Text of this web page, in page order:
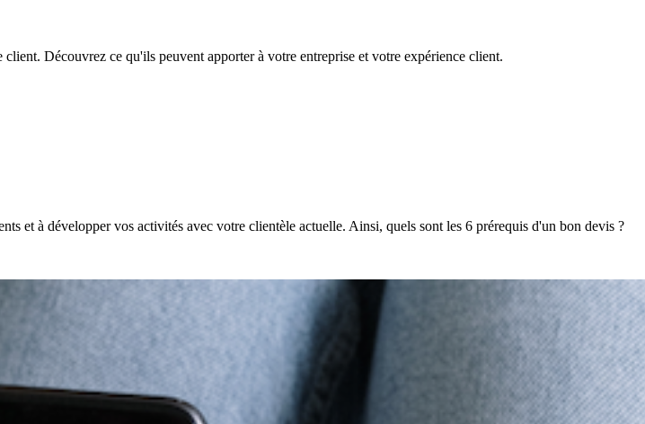
Découvrez ce qu'ils peuvent apporter à votre entreprise et votre expérience client.
et à développer vos activités avec votre clientèle actuelle. Ainsi, quels sont les 6 prérequis d'un bon devis ?